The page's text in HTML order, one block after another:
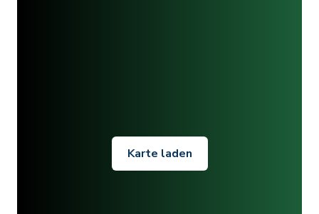
Karte laden